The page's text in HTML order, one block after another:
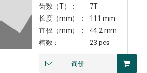
齿数（T）：
7T
长度（mm）：
111 mm
直径（mm）：
44.2 mm
槽数：
23 pcs
询价